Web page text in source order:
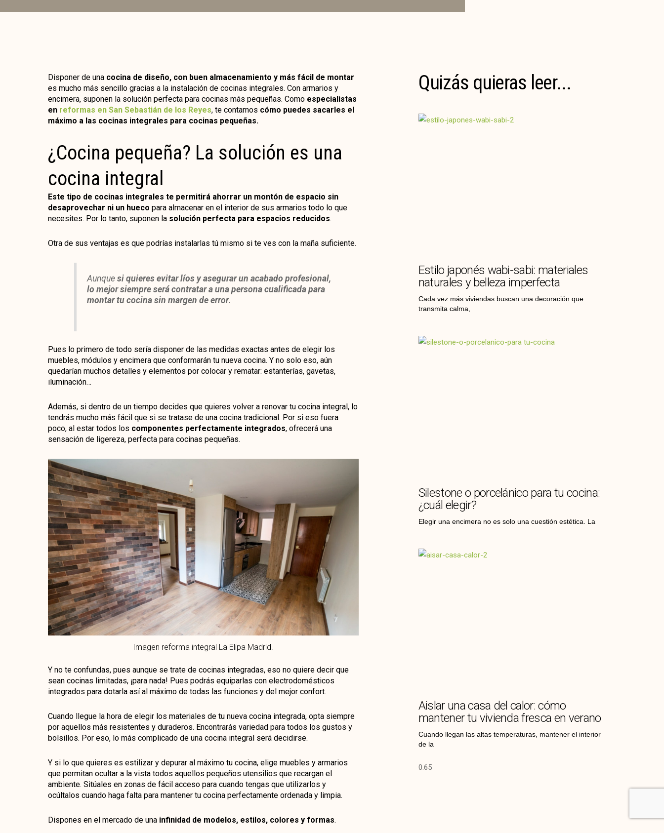
Disponer de una cocina de diseño, con buen almacenamiento y más fácil de montar
es mucho más sencillo gracias a la instalación de cocinas integrales. Con armarios y
encimera, suponen la solución perfecta para cocinas más pequeñas. Como especialistas
en reformas en San Sebastián de los Reyes, te contamos cómo puedes sacarles el
máximo a las cocinas integrales para cocinas pequeñas.
¿Cocina pequeña? La solución es una
cocina integral
Este tipo de cocinas integrales te permitirá ahorrar un montón de espacio sin
desaprovechar ni un hueco para almacenar en el interior de sus armarios todo lo que
necesites. Por lo tanto, suponen la solución perfecta para espacios reducidos.
Otra de sus ventajas es que podrías instalarlas tú mismo si te ves con la maña suficiente.
Aunque si quieres evitar líos y asegurar un acabado profesional,
lo mejor siempre será contratar a una persona cualificada para
montar tu cocina sin margen de error.
Pues lo primero de todo sería disponer de las medidas exactas antes de elegir los
muebles, módulos y encimera que conformarán tu nueva cocina. Y no solo eso, aún
quedarían muchos detalles y elementos por colocar y rematar: estanterías, gavetas,
iluminación…
Además, si dentro de un tiempo decides que quieres volver a renovar tu cocina integral, lo
tendrás mucho más fácil que si se tratase de una cocina tradicional. Por si eso fuera
poco, al estar todos los componentes perfectamente integrados, ofrecerá una
sensación de ligereza, perfecta para cocinas pequeñas.
Imagen reforma integral La Elipa Madrid.
Y no te confundas, pues aunque se trate de cocinas integradas, eso no quiere decir que
sean cocinas limitadas, ¡para nada! Pues podrás equiparlas con electrodomésticos
integrados para dotarla así al máximo de todas las funciones y del mejor confort.
Cuando llegue la hora de elegir los materiales de tu nueva cocina integrada, opta siempre
por aquellos más resistentes y duraderos. Encontrarás variedad para todos los gustos y
bolsillos. Por eso, lo más complicado de una cocina integral será decidirse.
Y si lo que quieres es estilizar y depurar al máximo tu cocina, elige muebles y armarios
que permitan ocultar a la vista todos aquellos pequeños utensilios que recargan el
ambiente. Sitúales en zonas de fácil acceso para cuando tengas que utilizarlos y
ocúltalos cuando haga falta para mantener tu cocina perfectamente ordenada y limpia.
Dispones en el mercado de una infinidad de modelos, estilos, colores y formas.
Quizás quieras leer...
Estilo japonés wabi-sabi: materiales
naturales y belleza imperfecta
Cada vez más viviendas buscan una decoración que
transmita calma,
Silestone o porcelánico para tu cocina:
¿cuál elegir?
Elegir una encimera no es solo una cuestión estética. La
Aislar una casa del calor: cómo
mantener tu vivienda fresca en verano
Cuando llegan las altas temperaturas, mantener el interior
de la